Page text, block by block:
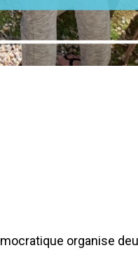
organise